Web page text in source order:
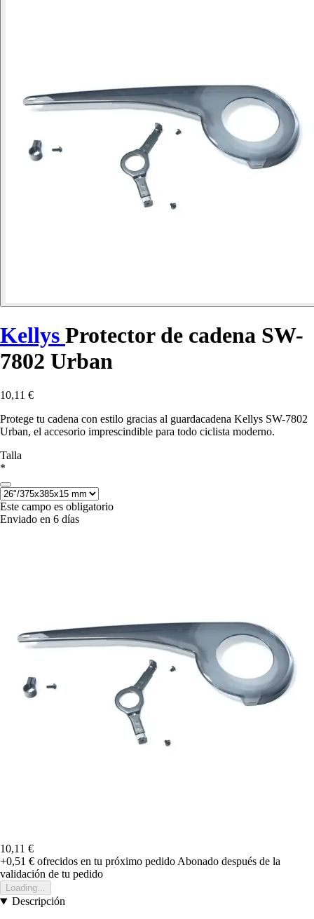
Kellys Protector de cadena SW-
7802 Urban
10,11 €
Protege tu cadena con estilo gracias al guardacadena Kellys SW-7802
Urban, el accesorio imprescindible para todo ciclista moderno.
Talla
*
Este campo es obligatorio
Enviado en 6 días
10,11 €
+0,51 € ofrecidos en tu próximo pedido Abonado después de la
validación de tu pedido
Loading...
Descripción